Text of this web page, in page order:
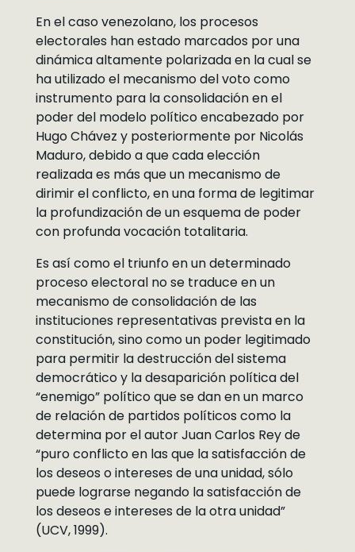
En el caso venezolano, los procesos
electorales han estado marcados por una
dinámica altamente polarizada en la cual se
ha utilizado el mecanismo del voto como
instrumento para la consolidación en el
poder del modelo político encabezado por
Hugo Chávez y posteriormente por Nicolás
Maduro, debido a que cada elección
realizada es más que un mecanismo de
dirimir el conflicto, en una forma de legitimar
la profundización de un esquema de poder
con profunda vocación totalitaria.
Es así como el triunfo en un determinado
proceso electoral no se traduce en un
mecanismo de consolidación de las
instituciones representativas prevista en la
constitución, sino como un poder legitimado
para permitir la destrucción del sistema
democrático y la desaparición política del
“enemigo” político que se dan en un marco
de relación de partidos políticos como la
determina por el autor Juan Carlos Rey de
“puro conflicto en las que la satisfacción de
los deseos o intereses de una unidad, sólo
puede lograrse negando la satisfacción de
los deseos e intereses de la otra unidad”
(UCV, 1999).